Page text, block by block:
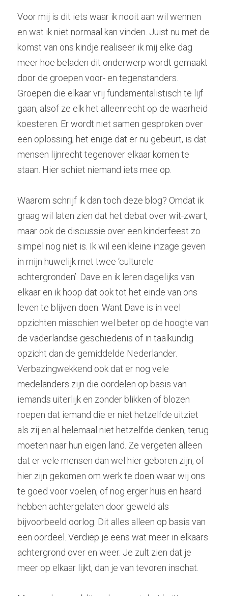
Voor mij is dit iets waar ik nooit aan wil wennen
en wat ik niet normaal kan vinden. Juist nu met de
komst van ons kindje realiseer ik mij elke dag
meer hoe beladen dit onderwerp wordt gemaakt
door de groepen voor- en tegenstanders.
Groepen die elkaar vrij fundamentalistisch te lijf
gaan, alsof ze elk het alleenrecht op de waarheid
koesteren. Er wordt niet samen gesproken over
een oplossing; het enige dat er nu gebeurt, is dat
mensen lijnrecht tegenover elkaar komen te
staan. Hier schiet niemand iets mee op.
Waarom schrijf ik dan toch deze blog? Omdat ik
graag wil laten zien dat het debat over wit-zwart,
maar ook de discussie over een kinderfeest zo
simpel nog niet is. Ik wil een kleine inzage geven
in mijn huwelijk met twee ‘culturele
achtergronden’. Dave en ik leren dagelijks van
elkaar en ik hoop dat ook tot het einde van ons
leven te blijven doen. Want Dave is in veel
opzichten misschien wel beter op de hoogte van
de vaderlandse geschiedenis of in taalkundig
opzicht dan de gemiddelde Nederlander.
Verbazingwekkend ook dat er nog vele
medelanders zijn die oordelen op basis van
iemands uiterlijk en zonder blikken of blozen
roepen dat iemand die er niet hetzelfde uitziet
als zij en al helemaal niet hetzelfde denken, terug
moeten naar hun eigen land. Ze vergeten alleen
dat er vele mensen dan wel hier geboren zijn, of
hier zijn gekomen om werk te doen waar wij ons
te goed voor voelen, of nog erger huis en haard
hebben achtergelaten door geweld als
bijvoorbeeld oorlog. Dit alles alleen op basis van
een oordeel. Verdiep je eens wat meer in elkaars
achtergrond over en weer. Je zult zien dat je
meer op elkaar lijkt, dan je van tevoren inschat.